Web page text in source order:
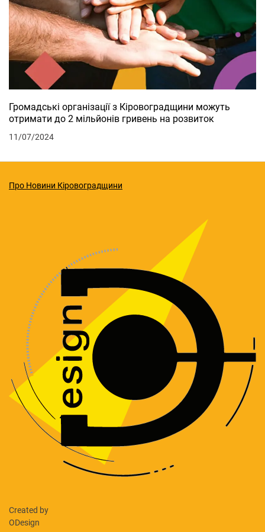
Громадські організації з Кіровоградщини можуть
отримати до 2 мільйонів гривень на розвиток
11/07/2024
Про Новини Кіровоградщини
Created by
ODesign